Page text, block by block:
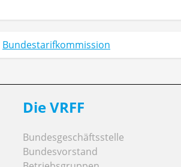
Bundestarifkommission
Die VRFF
Bundesgeschäftsstelle
Bundesvorstand